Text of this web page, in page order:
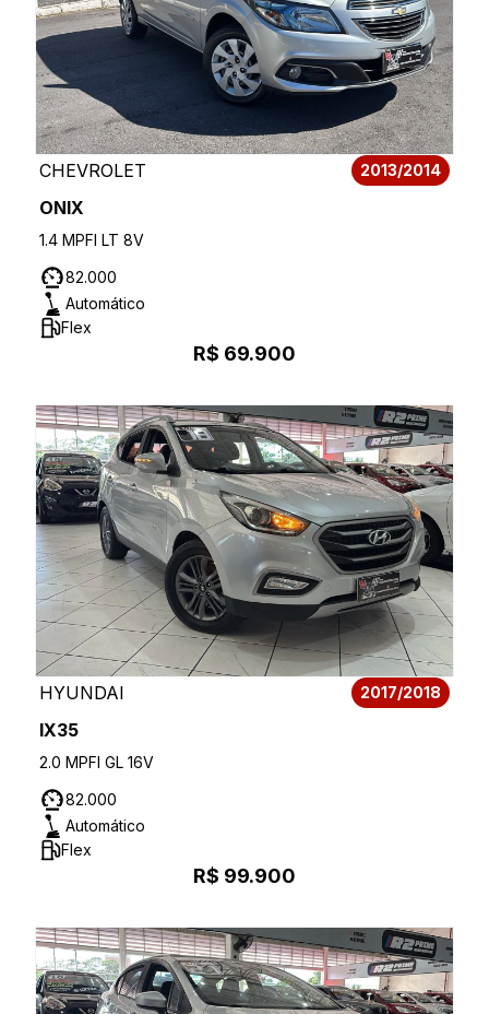
CHEVROLET 2013/2014
ONIX
1.4 MPFI LT 8V
82.000
Automático
Flex
R$ 69.900
HYUNDAI 2017/2018
IX35
2.0 MPFI GL 16V
82.000
Automático
Flex
R$ 99.900